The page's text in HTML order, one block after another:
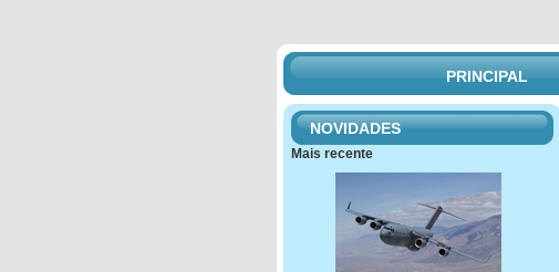
PRINCIPAL
NOVIDADES
Mais recente